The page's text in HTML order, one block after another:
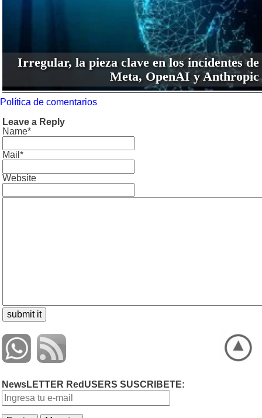
Irregular, la pieza clave en los incidentes de
Meta, OpenAI y Anthropic
Política de comentarios
Leave a Reply
Name*
Mail*
Website
NewsLETTER RedUSERS SUSCRIBETE: